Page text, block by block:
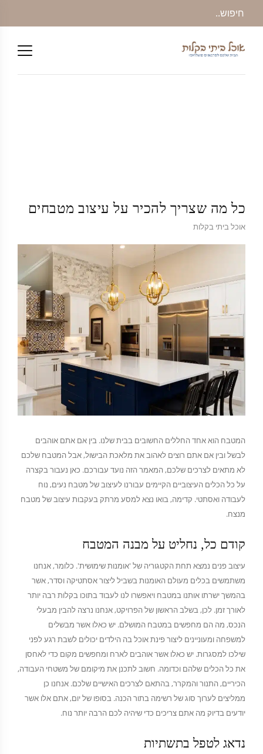
כל מה שצריך להכיר על עיצוב מטבחים
אוכל ביתי בקלות
המטבח הוא אחד החללים החשובים בבית שלנו. בין אם אתם אוהבים
לבשל ובין אם אתם רוצים לאהוב את מלאכת הבישול, אבל המטבח שלכם
לא מתאים לצרכים שלכם, המאמר הזה נועד עבורכם. כאן נעבור בקצרה
על כל הכלים העיצוביים הקיימים עבורנו לעיצוב של מטבח נעים, נוח
לעבודה ואסתטי. קדימה, בואו נצא למסע מרתק בעקבות עיצוב של מטבח
מנצח.
קודם כל, נחליט על מבנה המטבח
עיצוב פנים נמצא תחת הקטגוריה של 'אומנות שימושית'. כלומר, אנחנו
משתמשים בכלים מעולם האומנות בשביל ליצור אסתטיקה וסדר, אשר
בהמשך ישרתו אותנו במטבח ויאפשרו לנו לעבוד בתוכו בקלות רבה יותר
לאורך זמן. לכן, בשלב הראשון של הפרויקט, אנחנו נרצה להבין מבעלי
הנכס, מה הם מחפשים במטבח המושלם. יש כאלו אשר מבשלים
למשפחה ומעוניינים ליצור פינת אוכל בה הילדים יכולים לשבת רגע לפני
שילכו למסגרות. יש כאלו אשר אוהבים לארח ומחפשים מקום כדי לאחסן
את כל הכלים שלהם וכדומה. חשוב לתכנן את מיקומם של משטחי העבודה,
הכיריים, התנור והמקרר, בהתאם לצרכים האישיים שלכם. אנחנו כן
ממליצים לערוך סוג של רשימה בתור הכנה. בסופו של יום, אתם אלו אשר
יודעים בדיוק מה אתם צריכים כדי שיהיה לכם הרבה יותר נוח.
נדאג לטפל בתשתיות